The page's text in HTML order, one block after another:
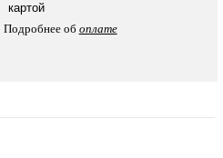
картой
Подробнее об оплате